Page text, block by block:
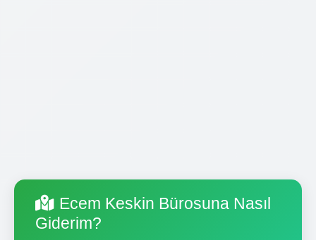
Ecem Keskin Bürosuna Nasıl
Giderim?